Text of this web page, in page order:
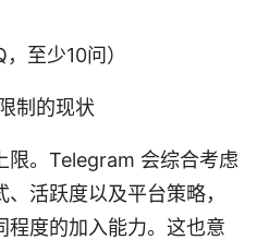
至少10问）
制的现状
限。Telegram 会综合考虑
活跃度以及平台策略，
程度的加入能力。这也意